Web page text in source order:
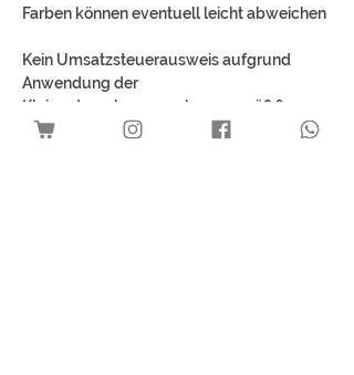
Farben können eventuell leicht abweichen
Kein Umsatzsteuerausweis aufgrund
Anwendung der
Kleinunternehmerregelung gemäß § 19
UStG.